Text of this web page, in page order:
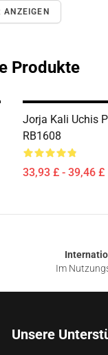
ANZEIGEN
Produkte
Jorja Kali Uchis
RB1608
33,93 £ - 39,46 £
Im
Unsere